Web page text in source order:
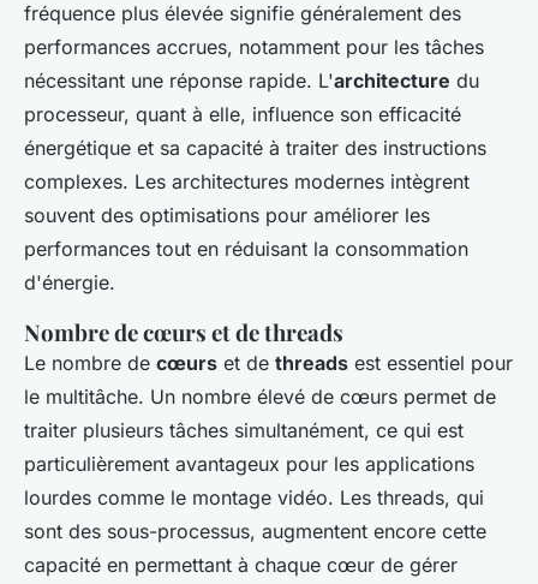
fréquence plus élevée signifie généralement des
performances accrues, notamment pour les tâches
nécessitant une réponse rapide. L'architecture du
processeur, quant à elle, influence son efficacité
énergétique et sa capacité à traiter des instructions
complexes. Les architectures modernes intègrent
souvent des optimisations pour améliorer les
performances tout en réduisant la consommation
d'énergie.
Nombre de cœurs et de threads
Le nombre de cœurs et de threads est essentiel pour
le multitâche. Un nombre élevé de cœurs permet de
traiter plusieurs tâches simultanément, ce qui est
particulièrement avantageux pour les applications
lourdes comme le montage vidéo. Les threads, qui
sont des sous-processus, augmentent encore cette
capacité en permettant à chaque cœur de gérer